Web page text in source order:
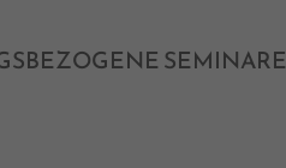
SEMINARE